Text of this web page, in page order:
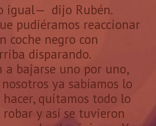
igual— dijo Rubén.
pudiéramos reaccionar
coche negro con
disparando.
a bajarse uno por uno,
ya sabíamos lo
quitamos todo lo
y así se tuvieron